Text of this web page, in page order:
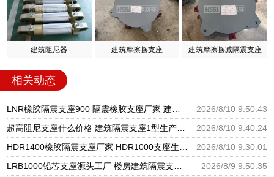
建筑阻尼器 建筑摩擦摆支座 建筑摩擦摆减隔震支座
相关动态
2026/8/10 9:50:43
2026/8/10 9:40:24
2026/8/10 9:30:01
2026/8/9 9:50:35